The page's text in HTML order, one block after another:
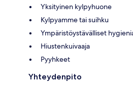
Yksityinen kylpyhuone
Kylpyamme tai suihku
Ympäristöystävälliset
Hiustenkuivaaja
Pyyhkeet
Yhteydenpito